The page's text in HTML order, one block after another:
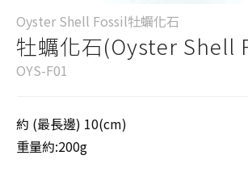
Oyster Shell Fossil牡蠣化石
牡蠣化石(Oyster Shell
OYS-F01
約 (最長邊) 10(cm)
重量約:200g